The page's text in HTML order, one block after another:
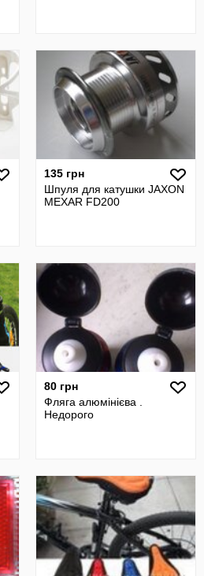
135 грн
Шпуля для катушки JAXON
MEXAR FD200
80 грн
Фляга алюмінієва .
Недорого